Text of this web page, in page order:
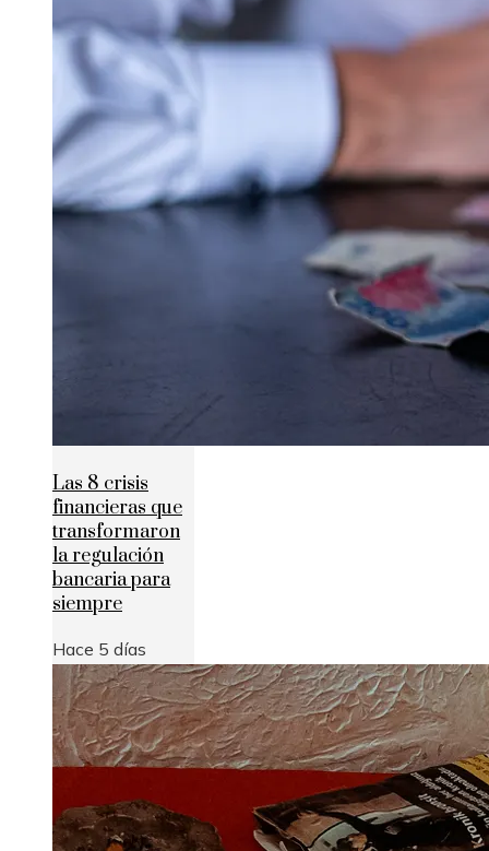
Las 8 crisis
financieras que
transformaron
la regulación
bancaria para
siempre
Hace 5 días